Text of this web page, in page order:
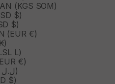
(KGS SOM)
$)
$)
(EUR €)
L)
€)
LIBAN (LBP ل.ل)
$)